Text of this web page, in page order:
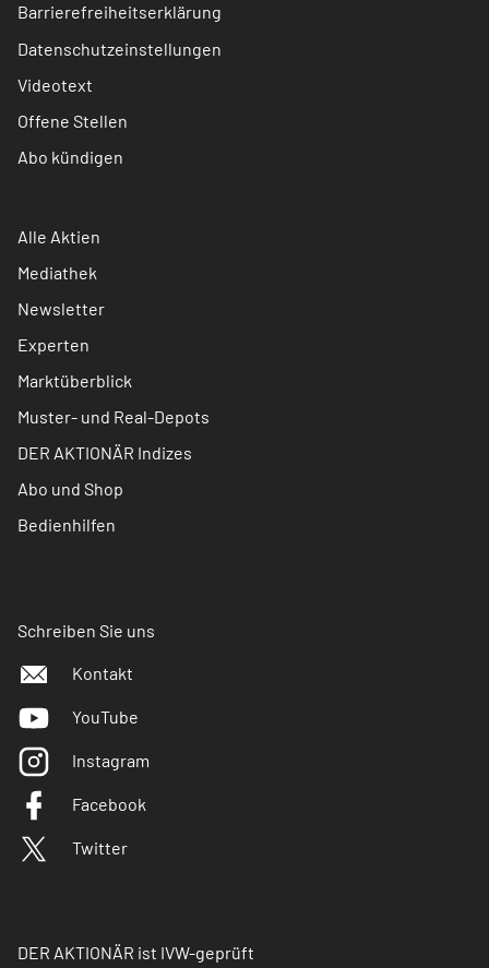
Barrierefreiheitserklärung
Datenschutzeinstellungen
Videotext
Offene Stellen
Abo kündigen
Alle Aktien
Mediathek
Newsletter
Experten
Marktüberblick
Muster- und Real-Depots
DER AKTIONÄR Indizes
Abo und Shop
Bedienhilfen
Schreiben Sie uns
Kontakt
YouTube
Instagram
Facebook
Twitter
DER AKTIONÄR ist IVW-geprüft